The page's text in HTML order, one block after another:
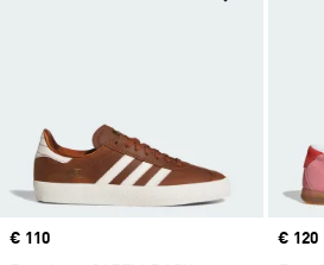
Price
€ 110
Price
€ 120